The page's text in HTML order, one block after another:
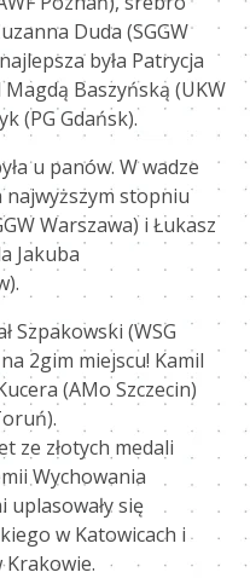
Duda (SGGW
była Patrycja
Baszyńską (UKW
(PG Gdańsk).
u panów. W wadze
najwyższym stopniu
Warszawa) i Łukasz
Jakuba
Szpakowski (WSG
2gim miejscu! Kamil
(AMo Szczecin)
ze złotych medali
Wychowania
uplasowały się
w Katowicach i